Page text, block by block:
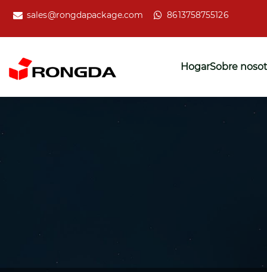
sales@rongdapackage.com 8613758755126
HogarSobre